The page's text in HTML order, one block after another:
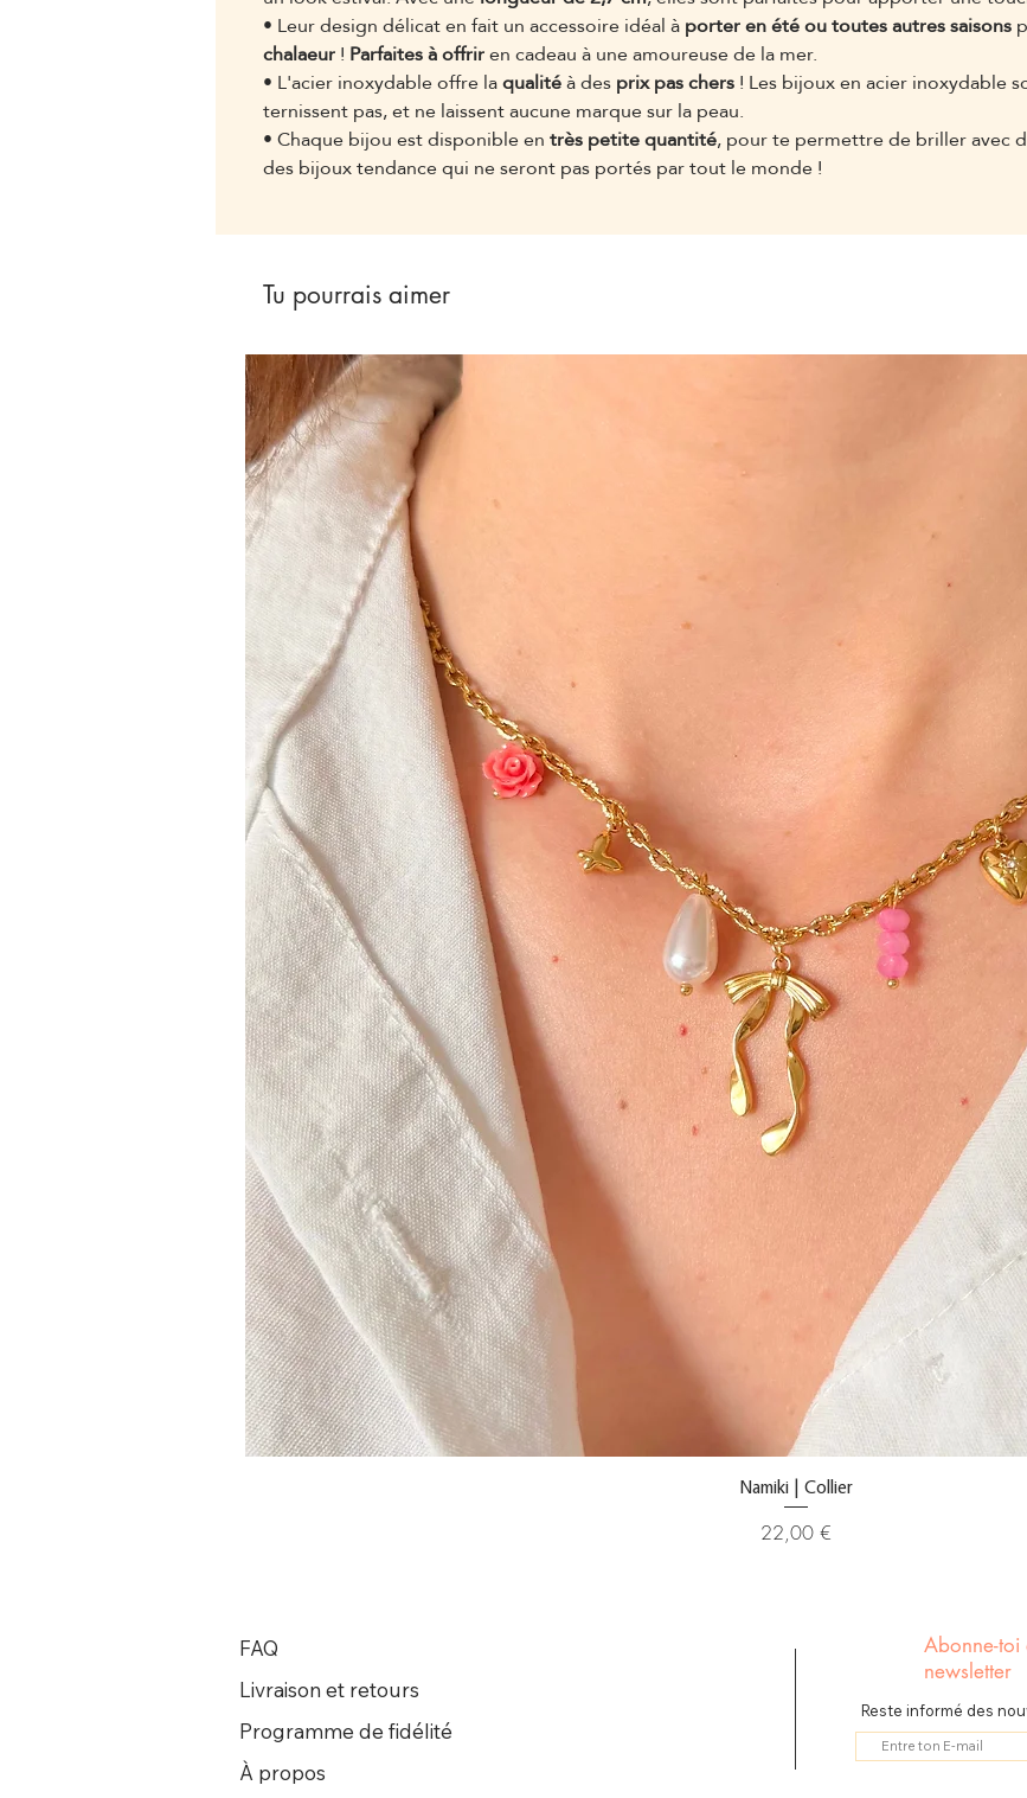
• Leur design délicat en fait un accessoire idéal àporter en été ou toutes autres saisons
chalaeur!Parfaites à offriren cadeau à une amoureuse de la mer.
• L'acier inoxydable offre laqualitéà desprix pas chers! Les bijoux en acier inoxydable
ternissent pas, et ne laissent aucune marque sur la peau.
• Chaque bijou est disponible entrès petite quantité, pour te permettre de briller avec
des bijoux tendance qui ne seront pas portés par tout le monde !
Tu pourrais aimer
Namiki | Collier
Prix
22,00 €
FAQ
Livraison et retours
Programme de fidélité
À propos
Abonne-toi
newsletter
Reste informé des